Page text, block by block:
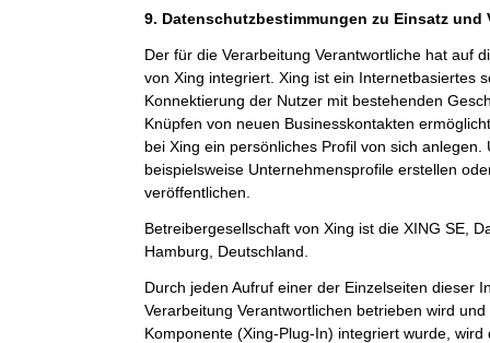
9. Datenschutzbestimmungen zu Einsatz und
Der für die Verarbeitung Verantwortliche hat auf
von Xing integriert. Xing ist ein Internetbasiertes
Konnektierung der Nutzer mit bestehenden
Knüpfen von neuen Businesskontakten
bei Xing ein persönliches Profil von sich anlegen.
beispielsweise Unternehmensprofile erstellen
veröffentlichen.
Betreibergesellschaft von Xing ist die XING SE,
Hamburg, Deutschland.
Durch jeden Aufruf einer der Einzelseiten dieser
Verarbeitung Verantwortlichen betrieben wird
Komponente (Xing-Plug-In) integriert wurde,